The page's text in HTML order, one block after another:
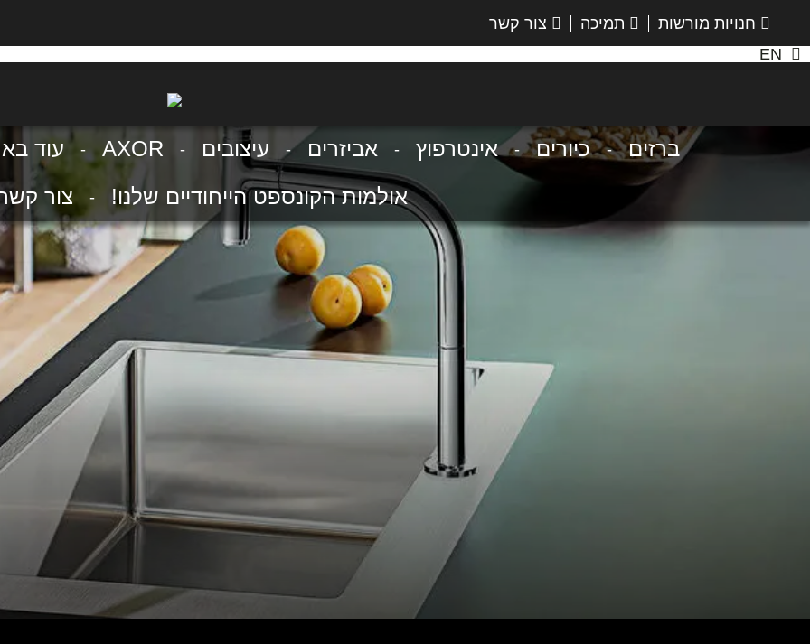
חנויות מורשות תמיכה
צור קשר
EN
ברזים כיורים אינטרפוץ אביזרים עיצובים AXOR
עוד
אולמות הקונספט הייחודיים שלנו!
צור